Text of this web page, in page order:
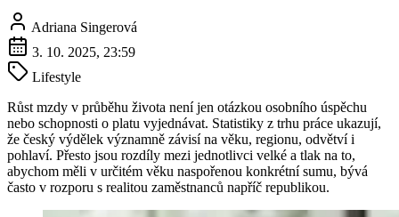
Adriana Singerová
3. 10. 2025, 23:59
Lifestyle
Růst mzdy v průběhu života není jen otázkou osobního úspěchu
nebo schopnosti o platu vyjednávat. Statistiky z trhu práce ukazují,
že český výdělek významně závisí na věku, regionu, odvětví i
pohlaví. Přesto jsou rozdíly mezi jednotlivci velké a tlak na to,
abychom měli v určitém věku naspořenou konkrétní sumu, bývá
často v rozporu s realitou zaměstnanců napříč republikou.